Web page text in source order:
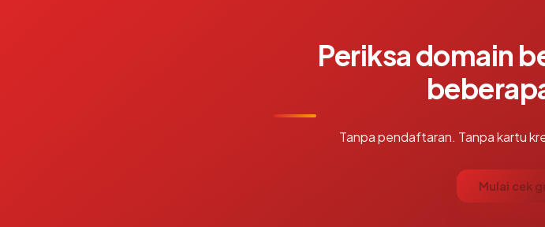
Periksa domain
Tanpa pendaftaran. Tanpa kartu
Mulai cek